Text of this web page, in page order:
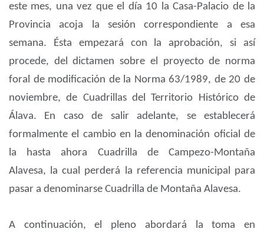
este mes, una vez que el día 10 la Casa-Palacio de la
Provincia acoja la sesión correspondiente a esa
semana. Ésta empezará con la aprobación, si así
procede, del dictamen sobre el proyecto de norma
foral de modificación de la Norma 63/1989, de 20 de
noviembre, de Cuadrillas del Territorio Histórico de
Álava. En caso de salir adelante, se establecerá
formalmente el cambio en la denominación oficial de
la hasta ahora Cuadrilla de Campezo-Montaña
Alavesa, la cual perderá la referencia municipal para
pasar a denominarse Cuadrilla de Montaña Alavesa.
A continuación, el pleno abordará la toma en